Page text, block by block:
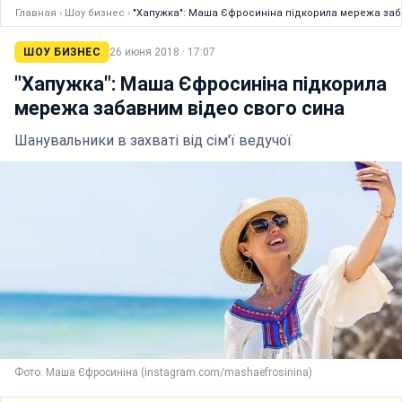
Главная › Шоу бизнес › "Хапужка": Маша Єфросиніна підкорила мережа
ШОУ БИЗНЕС 26 июня 2018 · 17:07
"Хапужка": Маша Єфросиніна підкорила
мережа забавним відео свого сина
Шанувальники в захваті від сім'ї ведучої
Фото: Маша Єфросиніна (instagram.com/mashaefrosinina)